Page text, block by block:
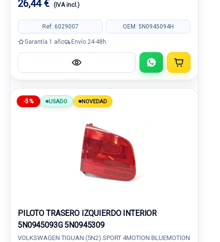
26,44 € (IVA incl.)
Ref: 6029007 OEM: 5N0945094H
Garantía 1 año Envío 24-48h
-5% USADO NOVEDAD
PILOTO TRASERO IZQUIERDO INTERIOR
5N0945093G 5N0945309
VOLKSWAGEN TIGUAN (5N2) SPORT 4MOTION BLUEMOTION